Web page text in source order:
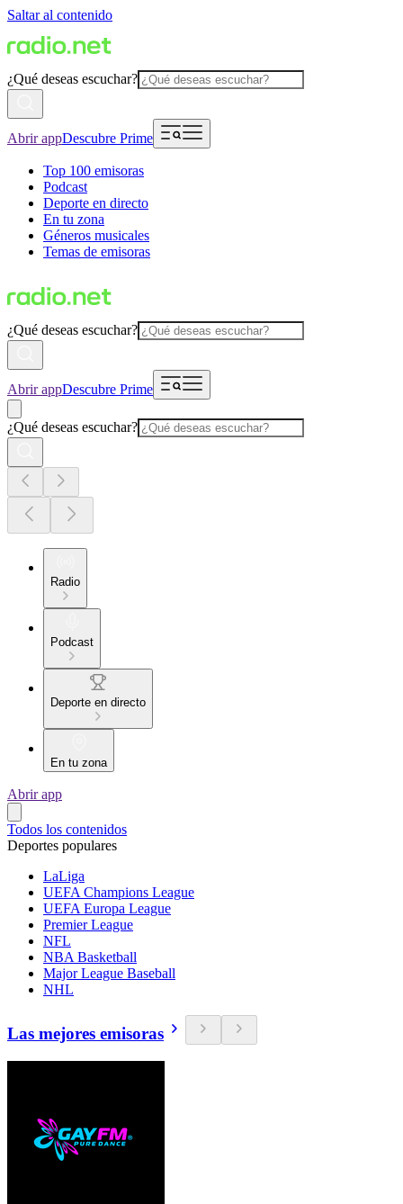
Saltar al contenido
¿Qué deseas escuchar?
Abrir appDescubre Prime
Top 100 emisoras
Podcast
Deporte en directo
En tu zona
Géneros musicales
Temas de emisoras
¿Qué deseas escuchar?
Abrir appDescubre Prime
¿Qué deseas escuchar?
Radio
Podcast
Deporte en directo
En tu zona
Abrir app
Todos los contenidos
Deportes populares
LaLiga
UEFA Champions League
UEFA Europa League
Premier League
NFL
NBA Basketball
Major League Baseball
NHL
Las mejores emisoras